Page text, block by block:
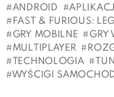
ANDROID
FAST & FURIOUS:
GRY MOBILNE
GRY
MULTIPLAYER
TECHNOLOGIA
WYŚCIGI